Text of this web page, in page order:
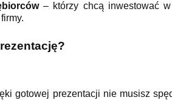
– którzy chcą inwestować
gotowej prezentacji nie musisz